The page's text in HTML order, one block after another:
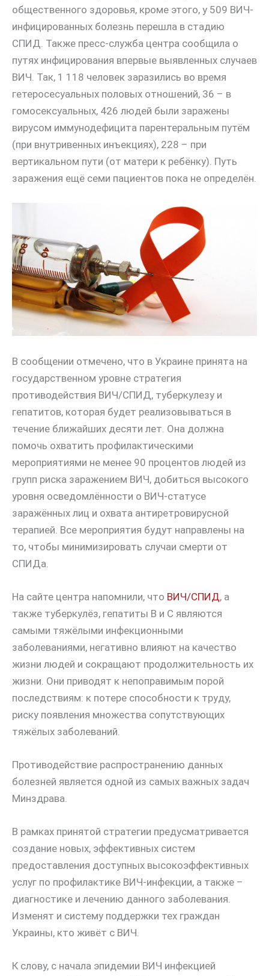
общественного здоровья, кроме этого, у 509 ВИЧ-
инфицированных болезнь перешла в стадию
СПИД. Также пресс-служба центра сообщила о
путях инфицирования впервые выявленных случаев
ВИЧ. Так, 1 118 человек заразились во время
гетеросесуальных половых отношений, 36 – в
гомосексуальных, 426 людей были заражены
вирусом иммунодефицита парентеральным путём
(при внутривенных инъекциях), 228 – при
вертикальном пути (от матери к ребёнку). Путь
заражения ещё семи пациентов пока не определён.
В сообщении отмечено, что в Украине принята на
государственном уровне стратегия
противодействия ВИЧ/СПИД, туберкулезу и
гепатитов, которая будет реализовываться в
течение ближайших десяти лет. Она должна
помочь охватить профилактическими
мероприятиями не менее 90 процентов людей из
групп риска заражением ВИЧ, добиться высокого
уровня осведомлённости о ВИЧ-статусе
заражённых лиц и охвата антиретровирусной
терапией. Все мероприятия будут направлены на
то, чтобы минимизировать случаи смерти от
СПИДа.
На сайте центра напомнили, что ВИЧ/СПИД, а
также туберкулёз, гепатиты В и С являются
самыми тяжёлыми инфекционными
заболеваниями, негативно влияют на качество
жизни людей и сокращают продолжительность их
жизни. Они приводят к непоправимым порой
последствиям: к потере способности к труду,
риску появления множества сопутствующих
тяжёлых заболеваний.
Противодействие распространению данных
болезней является одной из самых важных задач
Минздрава.
В рамках принятой стратегии предусматривается
создание новых, эффективных систем
предоставления доступных высокоэффективных
услуг по профилактике ВИЧ-инфекции, а также –
диагностике и лечению данного заболевания.
Изменят и систему поддержки тех граждан
Украины, кто живёт с ВИЧ.
К слову, с начала эпидемии ВИЧ инфекцией